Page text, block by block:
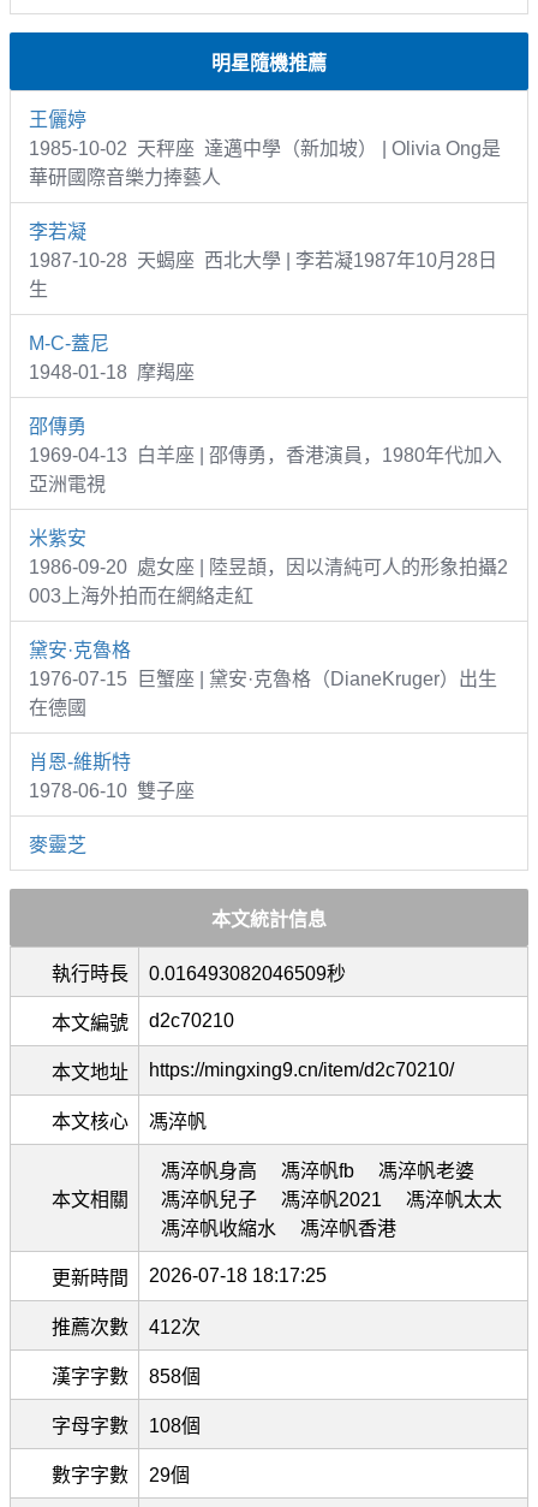
明星隨機推薦
王儷婷
1985-10-02 天秤座 達邁中學（新加坡） | Olivia Ong是
華研國際音樂力捧藝人
李若凝
1987-10-28 天蝎座 西北大學 | 李若凝1987年10月28日
生
M-C-蓋尼
1948-01-18 摩羯座
邵傳勇
1969-04-13 白羊座 | 邵傳勇，香港演員，1980年代加入
亞洲電視
米紫安
1986-09-20 處女座 | 陸昱頡，因以清純可人的形象拍攝2
003上海外拍而在網絡走紅
黛安·克魯格
1976-07-15 巨蟹座 | 黛安·克魯格（DianeKruger）出生
在德國
肖恩-維斯特
1978-06-10 雙子座
麥靈芝
本文統計信息
執行時長 0.016493082046509秒
本文編號 d2c70210
本文地址 https://mingxing9.cn/item/d2c70210/
本文核心 馮淬帆
本文相關
馮淬帆身高 馮淬帆fb
馮淬帆老婆
馮淬帆兒子
馮淬帆2021
馮淬帆太太
馮淬帆收縮水
馮淬帆香港
更新時間 2026-07-18 18:17:25
推薦次數 412次
漢字字數 858個
字母字數 108個
數字字數 29個